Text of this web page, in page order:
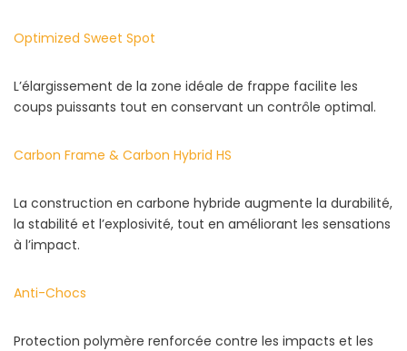
Optimized Sweet Spot
L’élargissement de la zone idéale de frappe facilite les
coups puissants tout en conservant un contrôle optimal.
Carbon Frame & Carbon Hybrid HS
La construction en carbone hybride augmente la durabilité,
la stabilité et l’explosivité, tout en améliorant les sensations
à l’impact.
Anti-Chocs
Protection polymère renforcée contre les impacts et les